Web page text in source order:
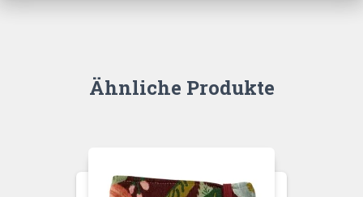
Ähnliche Produkte